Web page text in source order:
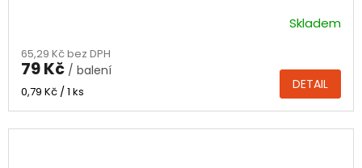
produktu
je
5,0
Skladem
65,29 Kč bez DPH
79 Kč / balení
Měrná
0,79 Kč / 1 ks DETAIL